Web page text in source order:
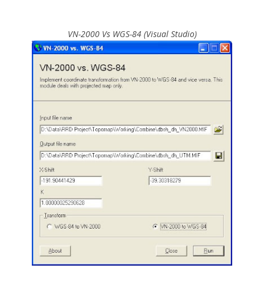
VN-2000 Vs WGS-84 (Visual Studio)